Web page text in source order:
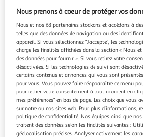
AUCHAN LE POISSONNIER
Dos de cabillaud
200g 2 pièces
Nous prenons à coeur de protéger vos
Nous et nos 68 partenaires stockons et accédons à
telles que des données de navigation ou des
appareil. Si vous sélectionnez "J'accepte", les
charge les finalités affichées dans la section « Nous
des données pour fournir ». Si vous retirez votre
désactivées. Si les technologies de suivi sont
certains contenus et annonces qui vous sont
pour vous. Vous pouvez faire réapparaître ce menu
pour retirer votre consentement à tout moment en
mes préférences" en bas de page. Les choix que vous
sur notre ou nos sites web. Pour plus d’informations,
politique de confidentialité. Nos équipes ainsi que nos
traitent des données selon les finalités suivantes :
géolocalisation précises. Analyser activement les